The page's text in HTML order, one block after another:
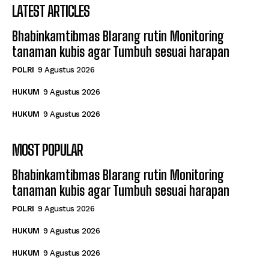
LATEST ARTICLES
Bhabinkamtibmas Blarang rutin Monitoring
tanaman kubis agar Tumbuh sesuai harapan
POLRI 9 Agustus 2026
HUKUM 9 Agustus 2026
HUKUM 9 Agustus 2026
MOST POPULAR
Bhabinkamtibmas Blarang rutin Monitoring
tanaman kubis agar Tumbuh sesuai harapan
POLRI 9 Agustus 2026
HUKUM 9 Agustus 2026
HUKUM 9 Agustus 2026